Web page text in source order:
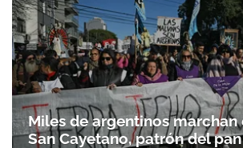
Miles de argentinos marchan
San Cayetano, patrón del